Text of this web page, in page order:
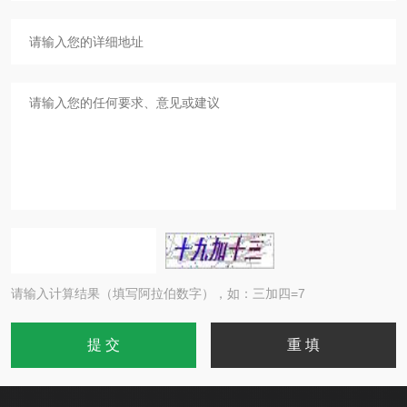
请输入计算结果（填写阿拉伯数字），如：三加四=7